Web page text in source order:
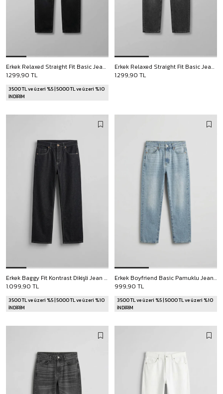
Erkek Relaxed Straight Fit Basic Jean Siyah
1.299,90 TL
3500 TL ve üzeri %5 | 5000 TL ve üzeri %10
İNDİRİM
Erkek Relaxed Straight Fit Basic Jean Gri
1.299,90 TL
Erkek Baggy Fit Kontrast Dikişli Jean Pantolon Siyah
1.099,90 TL
3500 TL ve üzeri %5 | 5000 TL ve üzeri %10
İNDİRİM
Erkek Boyfriend Basic Pamuklu Jean Pantolon Açık Mavi
999,90 TL
3500 TL ve üzeri %5 | 5000 TL ve üzeri %10
İNDİRİM